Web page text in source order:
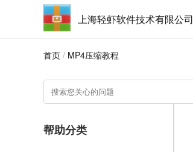
上海轻虾软件技术有限公司
首页 / MP4压缩教程
帮助分类